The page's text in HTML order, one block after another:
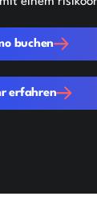
buchen
erfahren